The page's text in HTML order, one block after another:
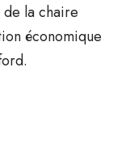
la chaire
économique